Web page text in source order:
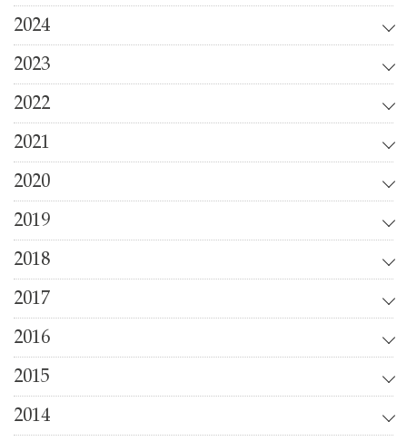
2024
2023
2022
2021
2020
2019
2018
2017
2016
2015
2014